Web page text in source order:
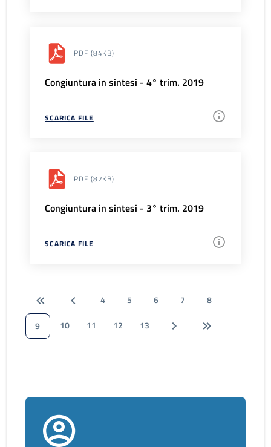
PDF (84KB)
Congiuntura in sintesi - 4° trim. 2019
SCARICA FILE
PDF (82KB)
Congiuntura in sintesi - 3° trim. 2019
SCARICA FILE
4 5 6 7
8
9
10 11 12 13